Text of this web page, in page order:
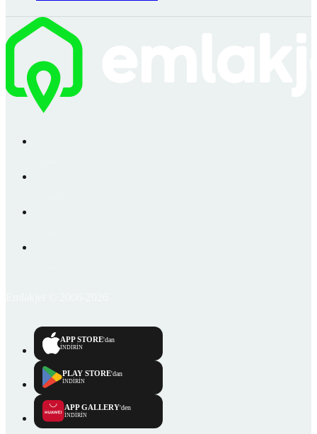
APP STORE'dan
İNDİRİN
PLAY STORE'dan
İNDİRİN
APP GALLERY'den
İNDİRİN